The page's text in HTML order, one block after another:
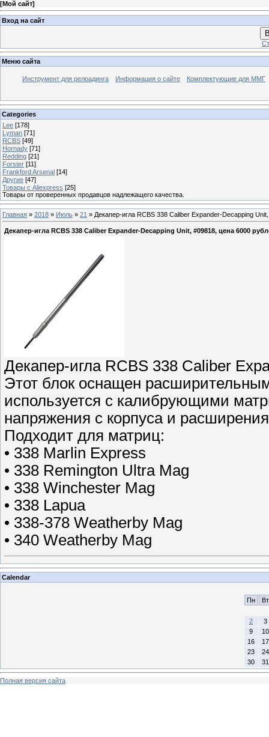
[Мой сайт]
Вход на сайт
Меню сайта
Инструмент для релоадинга Информация о сайте Комплектующие для ММГ
Categories
Lee [178]
Lyman [71]
RCBS [49]
Hornady [71]
Redding [21]
Forster [11]
Frankford Arsenal [14]
Другие [47]
Товары с Aliexpress [25]
Товары от проверенных продавцов надлежащего качества.
Главная » 2018 » Июль » 21 » Декапер-игла RCBS 338 Caliber Expander-Decapping
Декапер-игла RCBS 338 Caliber Expander-Decapping Unit, #09818, цена 6000
Декапер-игла RCBS 338 Caliber
Этот блок оснащен
используется с калибрующими
напряжения с корпуса и
Подходит для матриц:
• 338 Marlin Express
• 338 Remington Ultra Mag
• 338 Winchester Mag
• 338 Lapua
• 338-378 Weatherby Mag
• 340 Weatherby Mag
Calendar
Пн Вт
2
3
9
10
16
17
23
24
30
31
Полная версия сайта